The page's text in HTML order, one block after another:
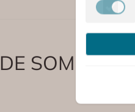
DE SOM SÅ